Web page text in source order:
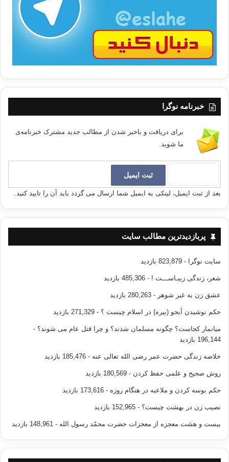
خبرنامه نوگرا
برای دریافت و باخبر شدن از مطالب جدید مشترک خبرنامه‌ی
ما شوید.
بعد از ثبت ایمیل، لینکی به ایمیل شما ارسال می گردد باید آن را تایید کنید.
پربازدیدترین مطالب سایت
سایت نوگرا - 823,879 بازدید
شعر، زندگی زیبـاســـت ! - 485,306 بازدید
عشق زن به غیر شوهر - 280,263 بازدید
حکم نوشیدن آبجو (بیره) در اسلام چیست ؟ - 271,329 بازدید
میانمار کجاست؟ چگونه مسلمان شدند؟ و چرا قتل عام می شوند؟ -
196,144 بازدید
خلاصه زندگی حضرت عمر رضی الله تعالی عنه - 185,476 بازدید
روش صحیح و علمی حفظ کردن - 180,569 بازدید
حکم بوسه کردن و ملاعبه در هنگام روزه - 173,616 بازدید
نصیب زن در بهشت چیست؟ - 152,965 بازدید
بیست و هشت معجزه از معجزات حضرت محمّد رسول الله - 148,961 بازدید